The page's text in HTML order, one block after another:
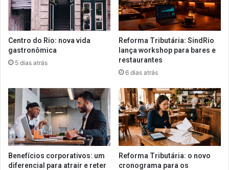
Centro do Rio: nova vida
gastronômica
5 dias atrás
Reforma Tributária: SindRio
lança workshop para bares e
restaurantes
6 dias atrás
Benefícios corporativos: um
diferencial para atrair e reter
Reforma Tributária: o novo
cronograma para os